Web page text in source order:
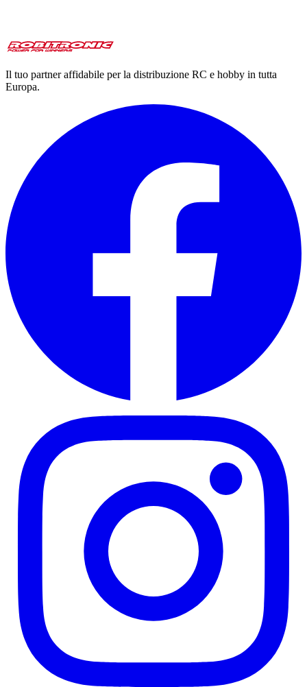
Il tuo partner affidabile per la distribuzione RC e hobby in tutta
Europa.